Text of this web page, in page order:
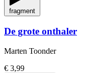
fragment
De grote onthaler
Marten Toonder
€ 3,99